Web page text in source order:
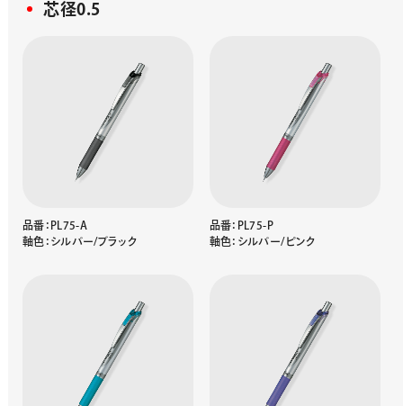
芯径0.5
品番：PL75-A
軸色：シルバー/ブラック
品番：PL75-P
軸色：シルバー/ピンク